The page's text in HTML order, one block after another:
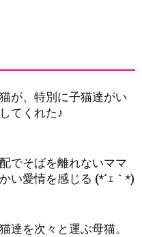
が、特別に子猫達がい
てくれた♪
でそばを離れないママ
い愛情を感じる (*´ｪ｀*)
達を次々と運ぶ母猫。